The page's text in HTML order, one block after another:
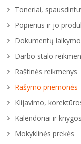
Toneriai,
Popierius ir jo
Dokumentų
Darbo stalo
Raštinės reikmenys
Rašymo priemonės
Klijavimo,
Kalendoriai ir knygos
Mokyklinės prekės